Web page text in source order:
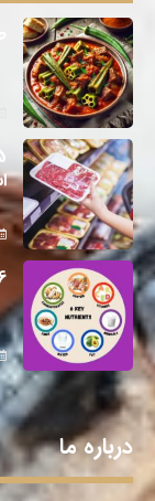
6 مواد مغذی
درباره ما